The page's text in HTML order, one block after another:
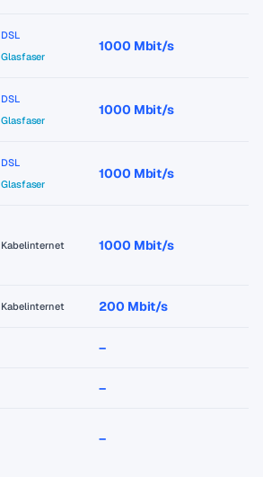
DSL
Glasfaser
1000 Mbit/s
DSL
Glasfaser
1000 Mbit/s
DSL
Glasfaser
1000 Mbit/s
Kabelinternet 1000 Mbit/s
Kabelinternet 200 Mbit/s
–
–
–